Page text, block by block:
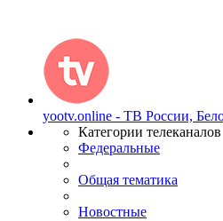
yootv.online - ТВ России,
Категории телеканалов
Федеральные
Общая тематика
Новостные